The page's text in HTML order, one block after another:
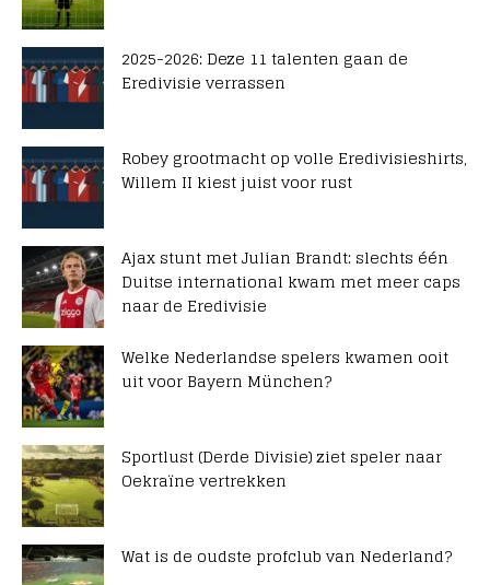
2025-2026: Deze 11 talenten gaan de
Eredivisie verrassen
Robey grootmacht op volle Eredivisieshirts,
Willem II kiest juist voor rust
Ajax stunt met Julian Brandt: slechts één
Duitse international kwam met meer caps
naar de Eredivisie
Welke Nederlandse spelers kwamen ooit
uit voor Bayern München?
Sportlust (Derde Divisie) ziet speler naar
Oekraïne vertrekken
Wat is de oudste profclub van Nederland?